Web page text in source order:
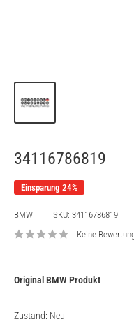
34116786819
Einsparung 24%
BMW SKU: 34116786819
Keine
Original BMW Produkt
Zustand: Neu